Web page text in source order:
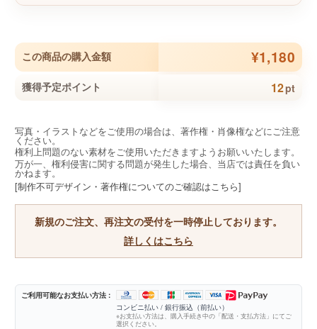
この商品の購入金額 ¥1,180
獲得予定ポイント 12pt
写真・イラストなどをご使用の場合は、著作権・肖像権などにご注意
ください。
権利上問題のない素材をご使用いただきますようお願いいたします。
万が一、権利侵害に関する問題が発生した場合、当店では責任を負い
かねます。
[制作不可デザイン・著作権についてのご確認はこちら]
新規のご注文、再注文の受付を一時停止しております。
詳しくはこちら
ご利用可能なお支払い方法 :
コンビニ払い / 銀行振込（前払い）
※お支払い方法は、購入手続き中の「配送・支払方法」にてご
選択ください。